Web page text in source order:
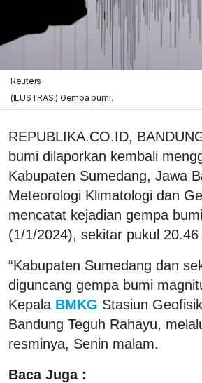
Reuters
(ILUSTRASI) Gempa bumi.
REPUBLIKA.CO.ID,
bumi dilaporkan kembali
Kabupaten Sumedang, Jawa
Meteorologi Klimatologi dan
mencatat kejadian gempa
(1/1/2024), sekitar pukul 20.46
“Kabupaten Sumedang dan
diguncang gempa bumi
Kepala BMKG Stasiun
Bandung Teguh Rahayu,
resminya, Senin malam.
Baca Juga :